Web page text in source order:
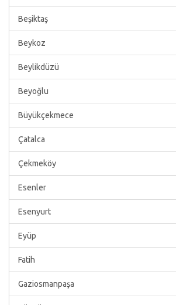
Beşiktaş
Beykoz
Beylikdüzü
Beyoğlu
Büyükçekmece
Çatalca
Çekmeköy
Esenler
Esenyurt
Eyüp
Fatih
Gaziosmanpaşa